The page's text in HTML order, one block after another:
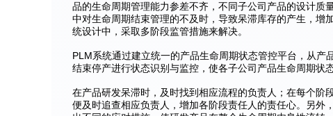
品的生命周期管理能力参差不齐，不同子公司产品的设计质
中对生命周期结束管理的不及时，导致呆滞库存的产生，增
统设计中，采取多阶段监管措施来解决。
PLM系统通过建立统一的产品生命周期状态管控平台，从
结束停产进行状态识别与监控，使各子公司产品生命周期状
在产品研发呆滞时，及时找到相应流程的负责人；在每个
便及时追查相应负责人，增加各阶段责任人的责任心。另